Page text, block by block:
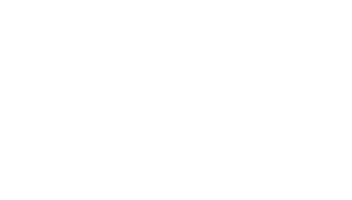
wie zum
Diese Cookies
ändern, wie die
der Sie sich befinden.